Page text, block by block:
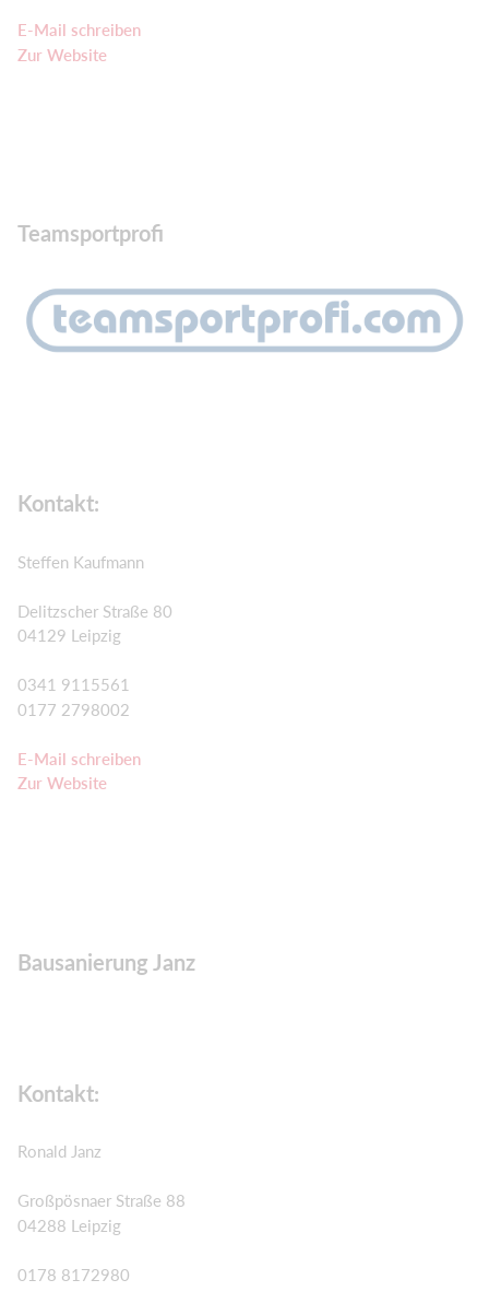
E-Mail schreiben
Zur Website
Teamsportprofi
Kontakt:
Steffen Kaufmann
Delitzscher Straße 80
04129 Leipzig
0341 9115561
0177 2798002
E-Mail schreiben
Zur Website
Bausanierung Janz
Kontakt:
Ronald Janz
Großpösnaer Straße 88
04288 Leipzig
0178 8172980